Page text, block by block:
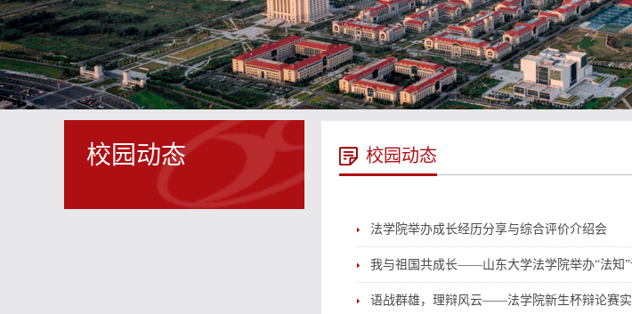
校园动态 校园动态
法学院举办成长经历分享与综合评价介绍会
我与祖国共成长——山东大学法学院举办“法知”
语战群雄，理辩风云——法学院新生杯辩论赛